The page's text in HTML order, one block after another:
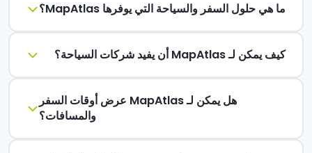
ما هي حلول السفر والسياحة التي يوفرها MapAtlas؟
كيف يمكن لـ MapAtlas أن يفيد شركات السياحة؟
هل يمكن لـ MapAtlas عرض أوقات السفر
والمسافات؟